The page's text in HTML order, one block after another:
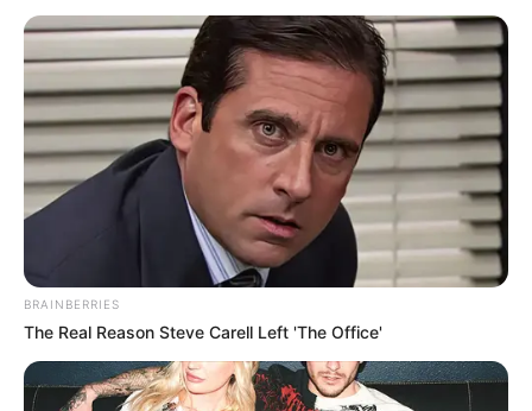
ter acesso a conteúdos gratuitos nos nossos websites
e plataformas (e-books, quizzes e semelhantes) ou para
participar do processo de seleção de pessoal. A
exemplo, são dados como e-mail, nome completo,
número de telefone, endereço e data de nascimento.
Dados de terceiros:
também podemos coletar dados
sobre você de fontes disponíveis ao público,
prestadores de serviços e parceiros que nos forneçam
os seus dados de acordo com a legislação aplicável e
respeitando os seus direitos de privacidade. Outros
websites, tais como Facebook, Google e Instagram,
podem nos fornecer alguns dados, desde que você os
tenha previamente autorizado, para que o
fornecendo-lhe os melhores produtos e serviços.
BRAINBERRIES
The Real Reason Steve Carell Left 'The Office'